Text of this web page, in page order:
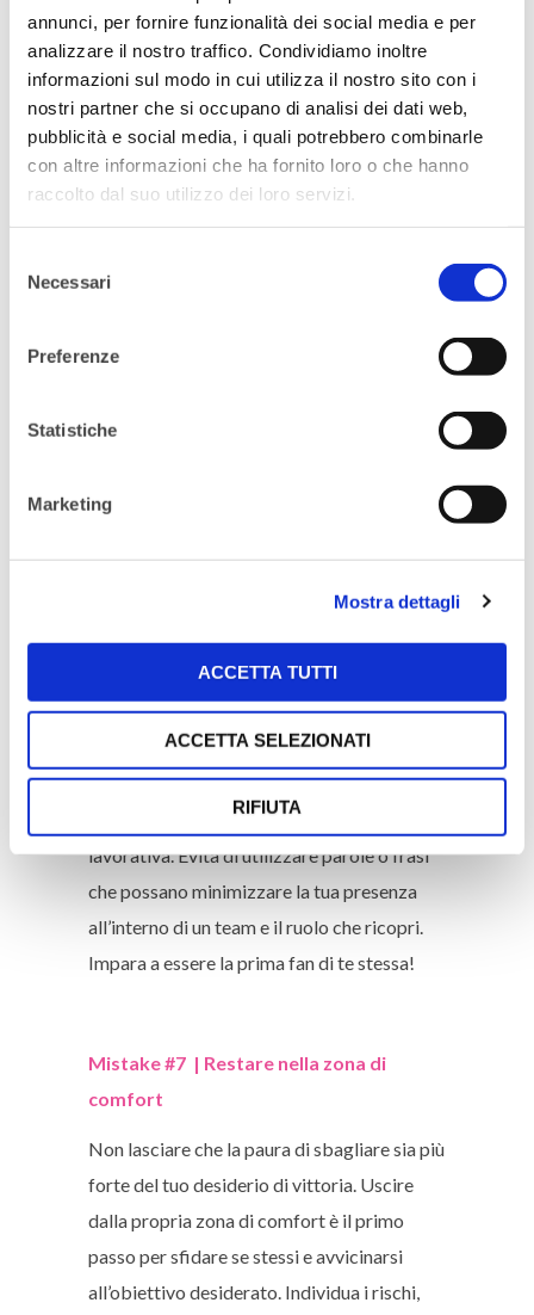
annunci, per fornire funzionalità dei social media e per
analizzare il nostro traffico. Condividiamo inoltre
informazioni sul modo in cui utilizza il nostro sito con i
nostri partner che si occupano di analisi dei dati web,
pubblicità e social media, i quali potrebbero combinarle
con altre informazioni che ha fornito loro o che hanno
raccolto dal suo utilizzo dei loro servizi.
delNecessari
Preferenze
Statistiche
Marketing
Mostra dettagli
ACCETTA TUTTI
ACCETTA SELEZIONATI
RIFIUTA
accompagnata da un contatto visivo. Non
essere una Nice Girl, determinazione
sempre!
Mistake #5 | Privilegiare sempre il
lavoro alla vita privata
Ricordati di coltivare passioni e interessi,
tua anima costantemente. Dedicare del
riequilibrare il rapporto tra vita privata e
energia. Se non hai ancora un hobby è
arrivato il momento di trovarne uno!
Mistake #6 | Minimizzare il tuo lavoro e
Sii sempre fiera delle tue competenze e del
valore aggiunto che apporti in ogni attività
lavorativa. Evita di utilizzare parole o frasi
che possano minimizzare la tua presenza
all’interno di un team e il ruolo che ricopri.
Impara a essere la prima fan di te stessa!
Mistake #7 | Restare nella zona di
comfort
Non lasciare che la paura di sbagliare sia più
forte del tuo desiderio di vittoria. Uscire
dalla propria zona di comfort è il primo
passo per sfidare se stessi e avvicinarsi
all’obiettivo desiderato. Individua i rischi,